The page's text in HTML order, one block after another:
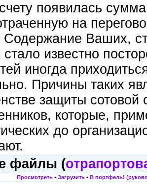
появилась
на
Ваших,
стало известно
иногда
Причины таких
защиты сотовой
которые,
до
файлы (
Просмотреть • Загрузить • В портфель!